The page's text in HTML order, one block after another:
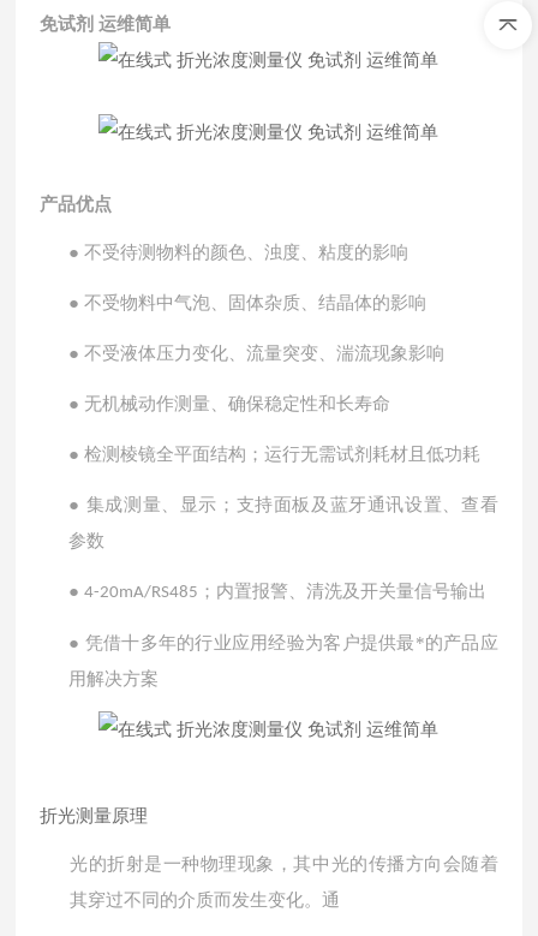
免试剂 运维简单
产品优点
●不受待测物料的颜色、浊度、粘度的影响
●不受物料中气泡、固体杂质、结晶体的影响
●不受液体压力变化、流量突变、湍流现象影响
● 无机械动作测量、确保稳定性和长寿命
●检测棱镜全平面结构；运行无需试剂耗材且低功耗
● 集成测量、显示；支持面板及蓝牙通讯设置、查看
参数
●4-20mA/RS485 ；内置报警、清洗及开关量信号输出
● 凭借十多年的行业应用经验为客户提供最*的产品应
用解决方案
折光测量原理
光的折射是一种物理现象，其中光的传播方向会随着
其穿过不同的介质而发生变化。通